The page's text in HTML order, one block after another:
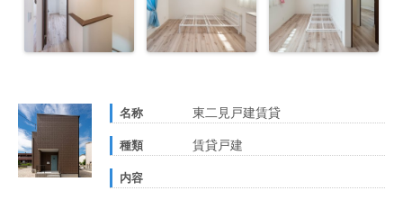
名称 東二見戸建賃貸
種類 賃貸戸建
内容